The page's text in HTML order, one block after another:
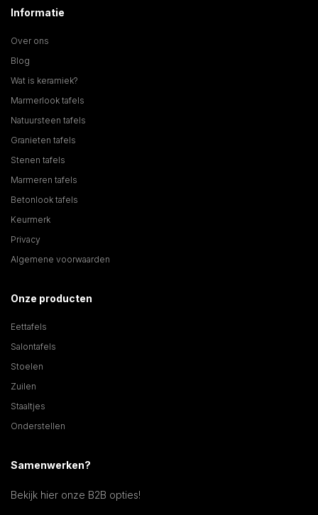
Informatie
Over ons
Blog
Wat is keramiek?
Marmerlook tafels
Natuursteen tafels
Granieten tafels
Stenen tafels
Marmeren tafels
Betonlook tafels
Keurmerk
Privacy
Algemene voorwaarden
Onze producten
Eettafels
Salontafels
Stoelen
Zuilen
Staaltjes
Onderstellen
Samenwerken?
Bekijk hier onze B2B opties!